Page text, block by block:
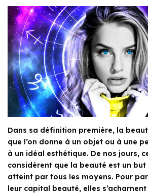
Dans sa définition première, la
que l’on donne à un objet ou à une
à un idéal esthétique. De nos jours,
considèrent que la beauté est un
atteint par tous les moyens. Pour
leur capital beauté, elles